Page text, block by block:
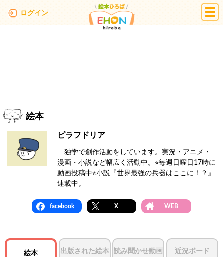
ログイン 絵本ひろば
絵本
ピラフドリア
独学で創作活動をしています。実況・アニメ・
漫画・小説など幅広く活動中。⭐︎毎週日曜日17時に
動画投稿中⭐︎小説『世界最強の兵器はここに！？』
連載中。
facebook X WEB
絵本 出版された絵本 読み聞かせ動画 近況ボード